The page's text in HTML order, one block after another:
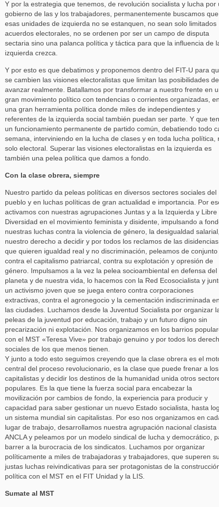
Y por la estrategia que tenemos, de revolución socialista y lucha por
gobierno de las y los trabajadores, permanentemente buscamos que
esas unidades de izquierda no se estanquen, no sean solo limitados
acuerdos electorales, no se ordenen por ser un campo de disputa
sectaria sino una palanca política y táctica para que la influencia de
izquierda crezca.
Y por esto es que debatimos y proponemos dentro del FIT-U para
se cambien las visiones electoralistas que limitan las posibilidades de
avanzar realmente. Batallamos por transformar a nuestro frente en
gran movimiento político con tendencias o corrientes organizadas,
una gran herramienta política donde miles de independientes y
referentes de la izquierda social también puedan ser parte. Y que
un funcionamiento permanente de partido común, debatiendo todo
semana, interviniendo en la lucha de clases y en toda lucha política,
solo electoral. Superar las visiones electoralistas en la izquierda es
también una pelea política que damos a fondo.
Con la clase obrera, siempre
Nuestro partido da peleas políticas en diversos sectores sociales del
pueblo y en luchas políticas de gran actualidad e importancia. Por
activamos con nuestras agrupaciones Juntas y a la Izquierda y Libre
Diversidad en el movimiento feminista y disidente, impulsando a
nuestras luchas contra la violencia de género, la desigualdad
nuestro derecho a decidir y por todos los reclamos de las disidencias
que quieren igualdad real y no discriminación, peleamos de conjunto
contra el capitalismo patriarcal, contra su explotación y opresión de
género. Impulsamos a la vez la pelea socioambiental en defensa del
planeta y de nuestra vida, lo hacemos con la Red Ecosocialista y
un activismo joven que se juega entero contra corporaciones
extractivas, contra el agronegocio y la cementación indiscriminada
las ciudades. Luchamos desde la Juventud Socialista por organizar
peleas de la juventud por educación, trabajo y un futuro digno sin
precarización ni explotación. Nos organizamos en los barrios
con el MST «Teresa Vive» por trabajo genuino y por todos los
sociales de los que menos tienen.
Y junto a todo esto seguimos creyendo que la clase obrera es el
central del proceso revolucionario, es la clase que puede frenar a los
capitalistas y decidir los destinos de la humanidad unida otros
populares. Es la que tiene la fuerza social para encabezar la
movilización por cambios de fondo, la experiencia para producir y
capacidad para saber gestionar un nuevo Estado socialista, hasta
un sistema mundial sin capitalistas. Por eso nos organizamos en
lugar de trabajo, desarrollamos nuestra agrupación nacional clasista
ANCLA y peleamos por un modelo sindical de lucha y democrático,
barrer a la burocracia de los sindicatos. Luchamos por organizar
políticamente a miles de trabajadoras y trabajadores, que superen
justas luchas reivindicativas para ser protagonistas de la
política con el MST en el FIT Unidad y la LIS.
Sumate al MST